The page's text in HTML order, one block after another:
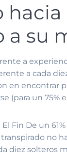
su
a
a cada
en encontrar
un 75%
Fin De un
no
diez solteros